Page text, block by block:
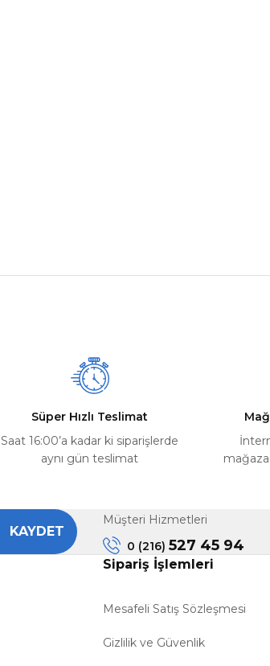
Gönder
Süper Hızlı Teslimat
Saat 16:00’a kadar ki siparişlerde
aynı gün teslimat
KAYDET
Müşteri Hizmetleri
0 (216) 527 45 94
Sipariş İşlemleri
Mesafeli Satış Sözleşmesi
Gizlilik ve Güvenlik